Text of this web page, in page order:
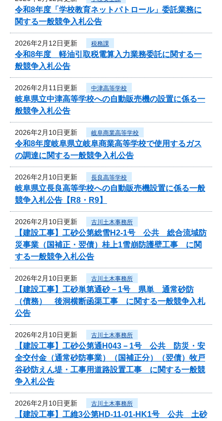
令和8年度「学校教育ネットパトロール」委託業務に
関する一般競争入札公告
2026年2月12日更新 税務課
令和8年度 軽油引取税電算入力業務委託に関する一
般競争入札公告
2026年2月11日更新 中津高等学校
岐阜県立中津高等学校への自動販売機の設置に係る一
般競争入札公告
2026年2月10日更新 岐阜商業高等学校
令和8年度岐阜県立岐阜商業高等学校で使用するガス
の調達に関する一般競争入札公告
2026年2月10日更新 長良高等学校
岐阜県立長良高等学校への自動販売機設置に係る一般
競争入札公告【R8・R9】
2026年2月10日更新 古川土木事務所
【建設工事】工砂公第総雪H2-1号 公共 総合流域防
災事業（国補正・翌債）桂上1雪崩防護壁工事 に関
する一般競争入札公告
2026年2月10日更新 古川土木事務所
【建設工事】工砂単第通砂－1号 県単 通常砂防
（債務） 後洞横断函渠工事 に関する一般競争入札
公告
2026年2月10日更新 古川土木事務所
【建設工事】工砂公第通H043－1号 公共 防災・安
全交付金（通常砂防事業）（国補正分）（翌債）牧戸
谷砂防えん堤・工事用道路設置工事 に関する一般競
争入札公告
2026年2月10日更新 古川土木事務所
【建設工事】工維3公第HD-11-01-HK1号 公共 土砂